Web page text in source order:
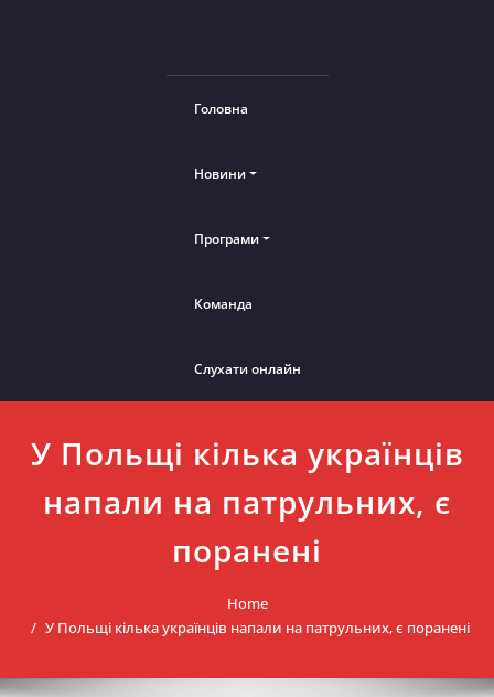
Головна
Новини
Програми
Команда
Слухати онлайн
У Польщі кілька українців
напали на патрульних, є
поранені
Home
У Польщі кілька українців напали на патрульних, є поранені